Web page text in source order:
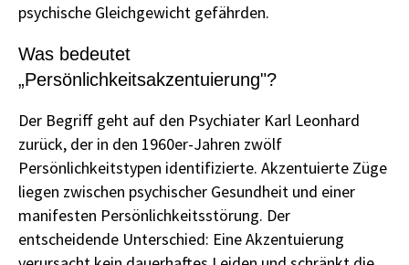
psychische Gleichgewicht gefährden.
Was bedeutet
„Persönlichkeitsakzentuierung"?
Der Begriff geht auf den Psychiater Karl Leonhard
zurück, der in den 1960er-Jahren zwölf
Persönlichkeitstypen identifizierte. Akzentuierte Züge
liegen zwischen psychischer Gesundheit und einer
manifesten Persönlichkeitsstörung. Der
entscheidende Unterschied: Eine Akzentuierung